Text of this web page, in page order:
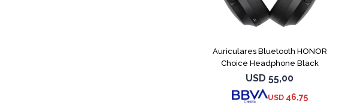
Auriculares Bluetooth HONOR
Choice Headphone Black
USD 55,00
USD 46,75